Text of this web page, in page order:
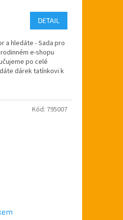
DETAIL
a hledáte - Sada pro
e-shopu
po celé
dárek tatínkovi k
Kód: 795007